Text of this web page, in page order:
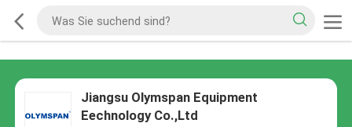
Jiangsu Olymspan Equipment
Eechnology Co.,Ltd